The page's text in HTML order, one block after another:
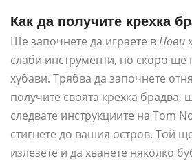
Как да получите крехка
Ще започнете да играете вНови
слаби инструменти, но скоро ще
хубави. Трябва да започнете
получите своята крехка брадва,
следвате инструкциите на Tom
стигнете до вашия остров. Той
излезете и да хванете няколко